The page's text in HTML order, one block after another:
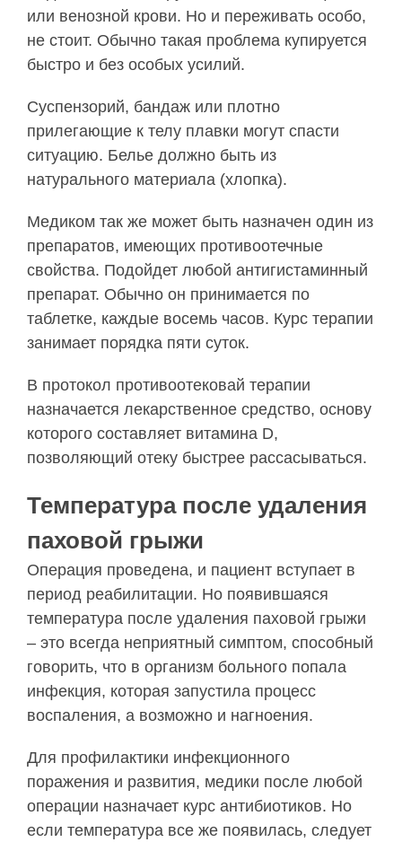
или венозной крови. Но и переживать особо,
не стоит. Обычно такая проблема купируется
быстро и без особых усилий.
Суспензорий, бандаж или плотно
прилегающие к телу плавки могут спасти
ситуацию. Белье должно быть из
натурального материала (хлопка).
Медиком так же может быть назначен один из
препаратов, имеющих противоотечные
свойства. Подойдет любой антигистаминный
препарат. Обычно он принимается по
таблетке, каждые восемь часов. Курс терапии
занимает порядка пяти суток.
В протокол противоотековай терапии
назначается лекарственное средство, основу
которого составляет витамина D,
позволяющий отеку быстрее рассасываться.
Температура после удаления
паховой грыжи
Операция проведена, и пациент вступает в
период реабилитации. Но появившаяся
температура после удаления паховой грыжи
– это всегда неприятный симптом, способный
говорить, что в организм больного попала
инфекция, которая запустила процесс
воспаления, а возможно и нагноения.
Для профилактики инфекционного
поражения и развития, медики после любой
операции назначает курс антибиотиков. Но
если температура все же появилась, следует